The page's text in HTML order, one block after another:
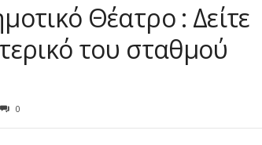
Θέατρο : Δείτε
του σταθμού
0